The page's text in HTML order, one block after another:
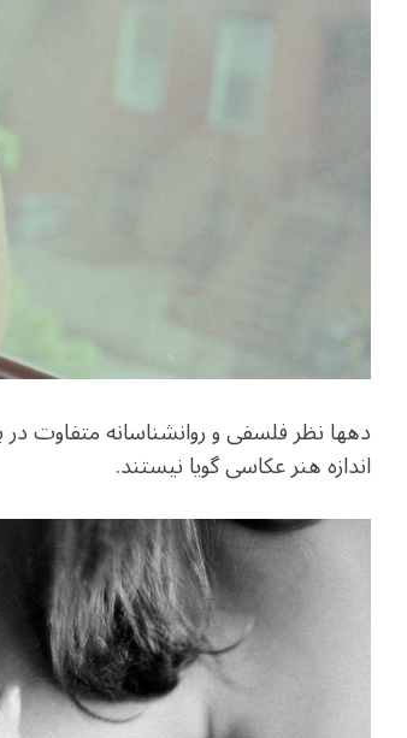
دهها نظر فلسفی و روانشناسانه متفاوت
اندازه هنر عکاسی گویا نیستند.